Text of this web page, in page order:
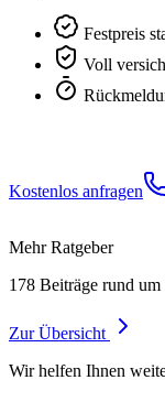
Festpreis
Voll
Kostenlos anfragen
Mehr Ratgeber
178 Beiträge rund
Zur Übersicht
Wir helfen Ihnen